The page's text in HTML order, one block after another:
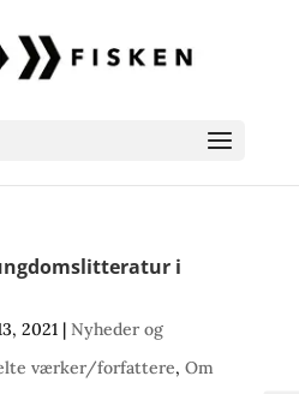
i
2021| Nyheder og
værker/forfattere, Om